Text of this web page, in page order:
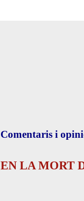
Comentaris i
EN LA MORT